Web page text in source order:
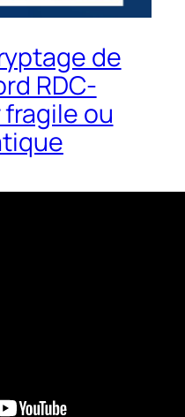
de
RDC-
fragile ou